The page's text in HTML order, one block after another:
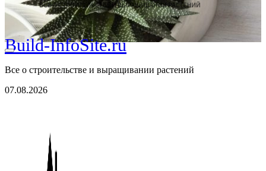
Build-InfoSite.ru
Все о строительстве и выращивании растений
07.08.2026